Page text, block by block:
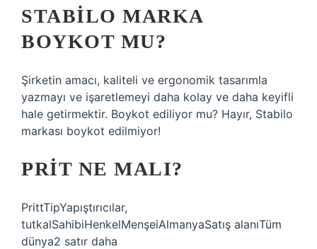
STABILO MARKA
BOYKOT MU?
Şirketin amacı, kaliteli ve ergonomik tasarımla
yazmayı ve işaretlemeyi daha kolay ve daha keyifli
hale getirmektir. Boykot ediliyor mu? Hayır, Stabilo
markası boykot edilmiyor!
PRIT NE MALI?
PrittTipYapıştırıcılar,
tutkalSahibiHenkelMenşeiAlmanyaSatış alanıTüm
dünya2 satır daha